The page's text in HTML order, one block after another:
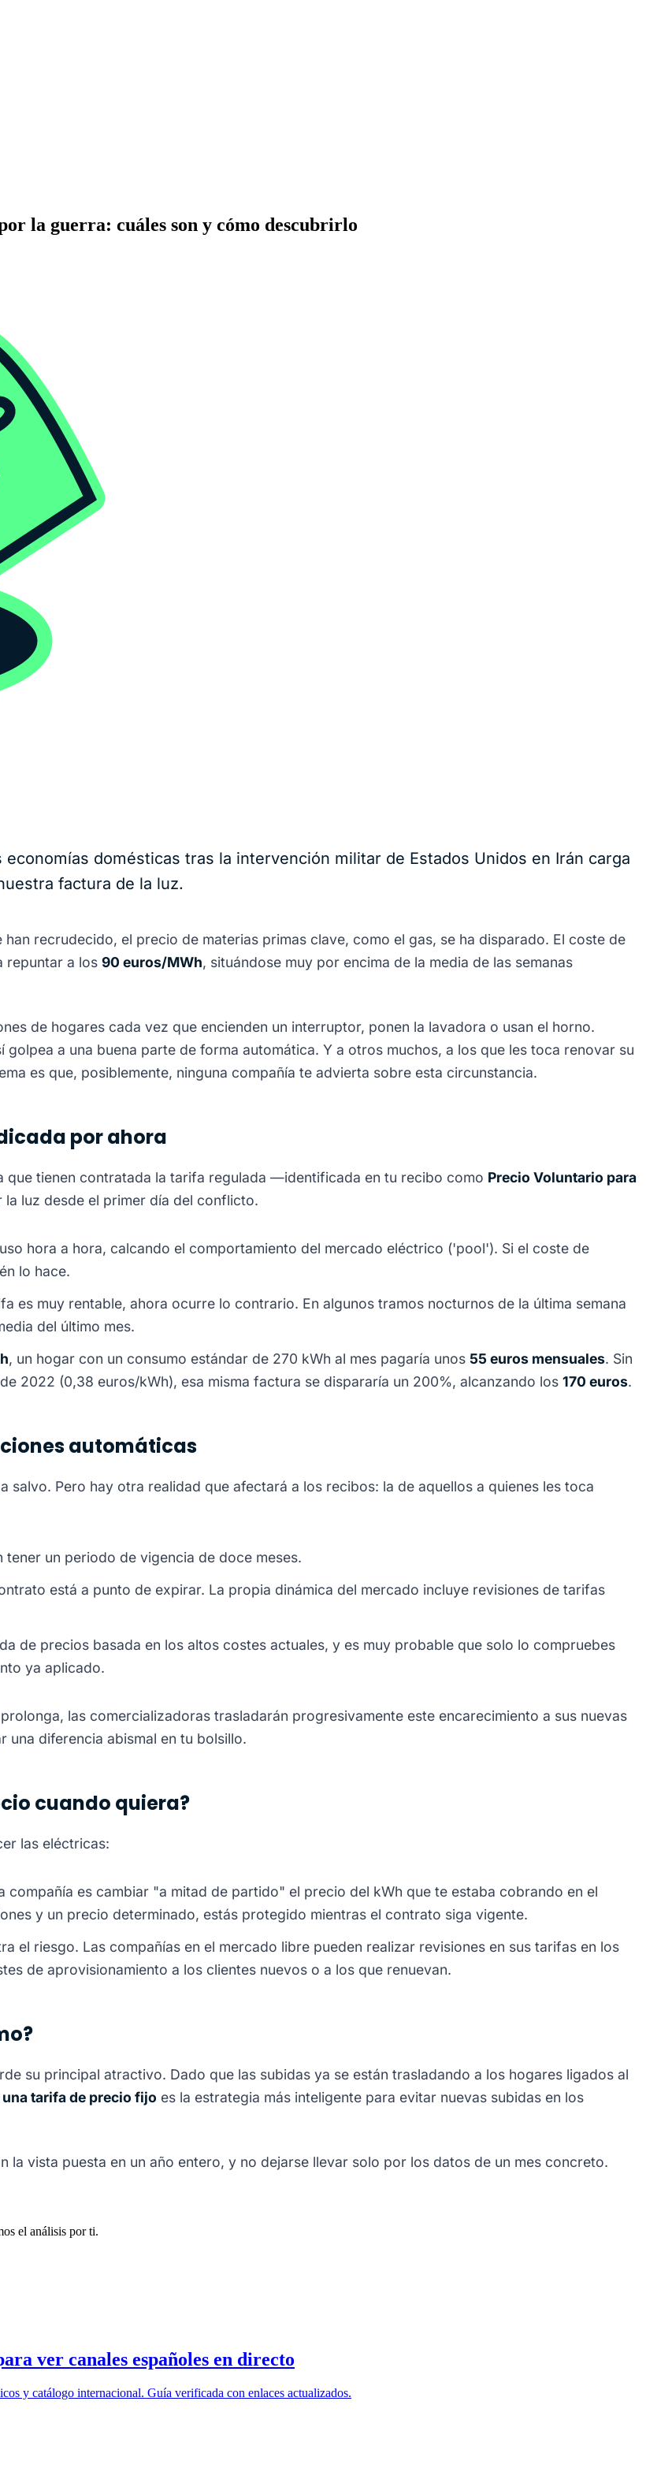
la guerra: cuáles son y cómo descubrirlo
domésticas tras la intervención militar de Estados Unidos en Irán carga
factura de la luz.
recrudecido, el precio de materias primas clave, como el gas, se ha disparado. El coste de
repuntar a los 90 euros/MWh, situándose muy por encima de la media de las semanas
de hogares cada vez que encienden un interruptor, ponen la lavadora o usan el horno.
a una buena parte de forma automática. Y a otros muchos, a los que les toca renovar su
es que, posiblemente, ninguna compañía te advierta sobre esta circunstancia.
por ahora
que tienen contratada la tarifa regulada —identificada en tu recibo como Precio Voluntario para
luz desde el primer día del conflicto.
hora a hora, calcando el comportamiento del mercado eléctrico ('pool'). Si el coste de
lo hace.
es muy rentable, ahora ocurre lo contrario. En algunos tramos nocturnos de la última semana
del último mes.
, un hogar con un consumo estándar de 270 kWh al mes pagaría unos 55 euros mensuales. Sin
2022 (0,38 euros/kWh), esa misma factura se dispararía un 200%, alcanzando los 170 euros.
automáticas
salvo. Pero hay otra realidad que afectará a los recibos: la de aquellos a quienes les toca
un periodo de vigencia de doce meses.
está a punto de expirar. La propia dinámica del mercado incluye revisiones de tarifas
de precios basada en los altos costes actuales, y es muy probable que solo lo compruebes
ya aplicado.
las comercializadoras trasladarán progresivamente este encarecimiento a sus nuevas
diferencia abismal en tu bolsillo.
cuando quiera?
las eléctricas:
compañía es cambiar "a mitad de partido" el precio del kWh que te estaba cobrando en el
y un precio determinado, estás protegido mientras el contrato siga vigente.
el riesgo. Las compañías en el mercado libre pueden realizar revisiones en sus tarifas en los
de aprovisionamiento a los clientes nuevos o a los que renuevan.
su principal atractivo. Dado que las subidas ya se están trasladando a los hogares ligados al
tarifa de precio fijo es la estrategia más inteligente para evitar nuevas subidas en los
vista puesta en un año entero, y no dejarse llevar solo por los datos de un mes concreto.
el análisis por ti.
ver canales españoles en directo
y catálogo internacional. Guía verificada con enlaces actualizados.